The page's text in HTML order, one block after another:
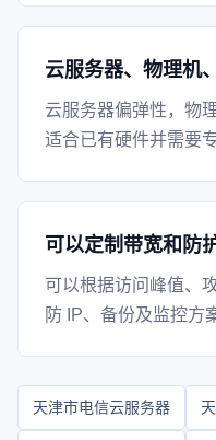
云服务器、物理机
云服务器偏弹性，物
适合已有硬件并需要
可以定制带宽和防
可以根据访问峰值、
防 IP、备份及监控方
天津市电信云服务器